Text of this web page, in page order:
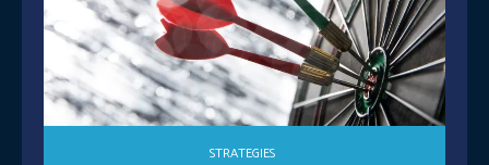
STRATEGIES